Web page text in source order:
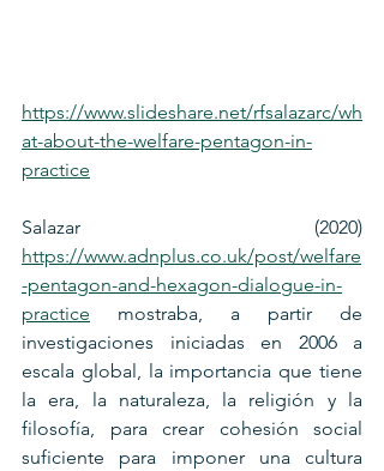
https://www.slideshare.net/rfsalazarc/wh
at-about-the-welfare-pentagon-in-
practice
https://www.adnplus.co.uk/post/welfare
-pentagon-and-hexagon-dialogue-in-
practice mostraba, a partir de
investigaciones iniciadas en 2006 a
escala global, la importancia que tiene
la era, la naturaleza, la religión y la
filosofía, para crear cohesión social
suficiente para imponer una cultura